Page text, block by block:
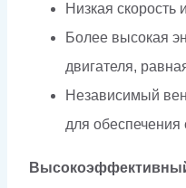
Низкая скорость
Более высокая
двигателя,
Независимый
для обеспечения